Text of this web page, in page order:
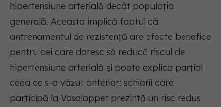
hipertensiune arterială decât populația
generală. Aceasta implică faptul că
antrenamentul de rezistență are efecte benefice
pentru cei care doresc să reducă riscul de
hipertensiune arterială și poate explica parțial
ceea ce s-a văzut anterior: schiorii care
participă la Vasaloppet prezintă un risc redus